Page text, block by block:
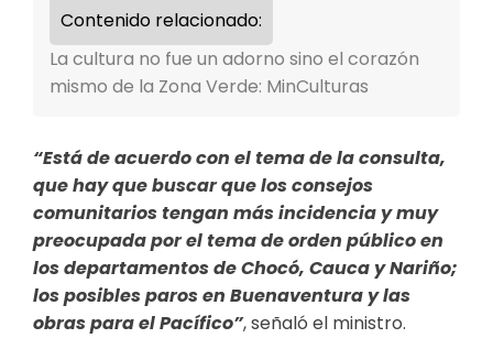
Contenido relacionado:
La cultura no fue un adorno sino el corazón
mismo de la Zona Verde: MinCulturas
“Está de acuerdo con el tema de la consulta,
que hay que buscar que los consejos
comunitarios tengan más incidencia y muy
preocupada por el tema de orden público en
los departamentos de Chocó, Cauca y Nariño;
los posibles paros en Buenaventura y las
obras para el Pacífico”, señaló el ministro.